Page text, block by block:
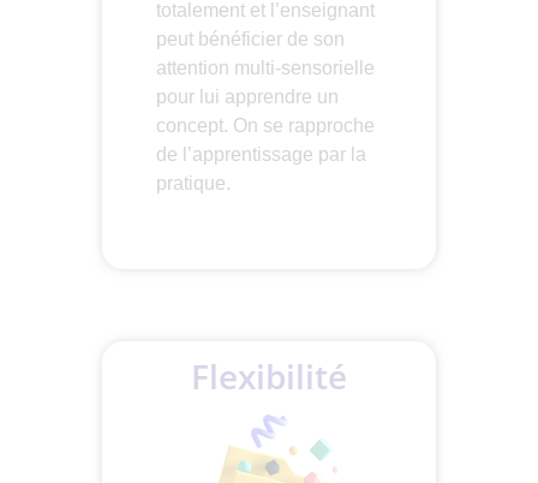
totalement et l’enseignant
peut bénéficier de son
attention multi-sensorielle
pour lui apprendre un
concept. On se rapproche
de l’apprentissage par la
pratique.
Flexibilité